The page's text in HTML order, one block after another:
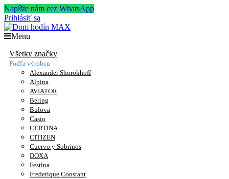
Napíšte nám cez WhatsApp
Prihlásiť sa
Menu
Všetky značky
Podľa výrobcu
Alexander Shorokhoff
Alpina
AVIATOR
Bering
Bulova
Casio
CERTINA
CITIZEN
Cuervo y Sobrinos
DOXA
Festina
Frederique Constant